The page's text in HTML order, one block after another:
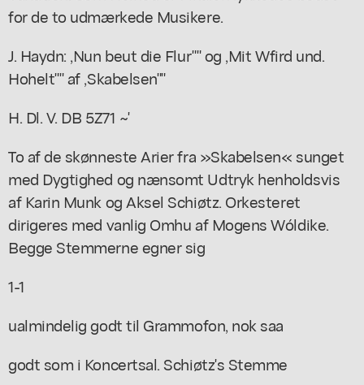
for de to udmærkede Musikere.
J. Haydn: ,Nun beut die Flur"" og ,Mit Wfird und.
Hohelt"" af ,Skabelsen""
H. Dl. V. DB 5Z71 ~'
To af de skønneste Arier fra »Skabelsen« sunget
med Dygtighed og nænsomt Udtryk henholdsvis
af Karin Munk og Aksel Schiøtz. Orkesteret
dirigeres med vanlig Omhu af Mogens Wóldike.
Begge Stemmerne egner sig
1-1
ualmindelig godt til Grammofon, nok saa
godt som i Koncertsal. Schiøtz's Stemme